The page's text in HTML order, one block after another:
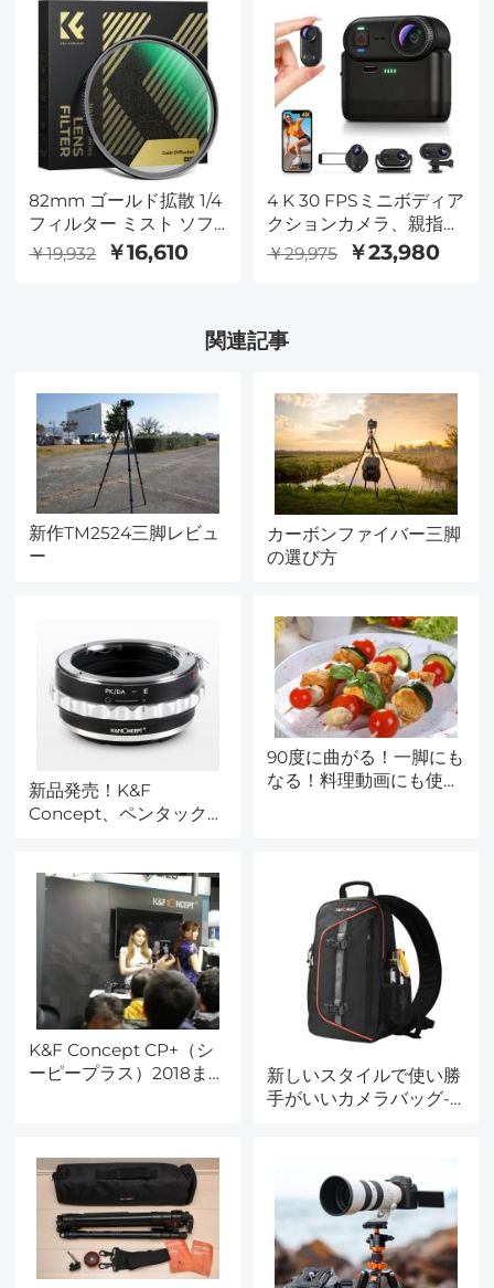
ラ、車のメンテナンス、
パイプ検査用 IP67 防水
排水カメラ (16.5ft ケーブ
ル、32GB カード) ケー
ブル長 10m/32.8ft
82mm ゴールド拡散 1/4
フィルター ミスト ソフ
トグロー ウォームハイ
ライト ビンテージ シネ
￥19,932 ￥16,610
4 K 30 FPSミニボディア
クションカメラ、親指サ
イズ、磁気ウェアラブ
ル、クリップ、33 FT/10
転車ハンズフリーPOV、
￥29,975 ￥23,980
関連記事
新作TM2524三脚レビュ
ー
カーボンファイバー三脚
の選び方
新品発売！K&F
Concept、ペンタックス
90度に曲がる！一脚にも
なる！料理動画にも使え
K&F Concept CP+（シ
ーピープラス）2018まと
新しいスタイルで使い勝
手がいいカメラバッグ---